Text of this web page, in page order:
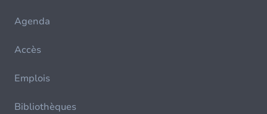
Agenda
Accès
Emplois
Bibliothèques